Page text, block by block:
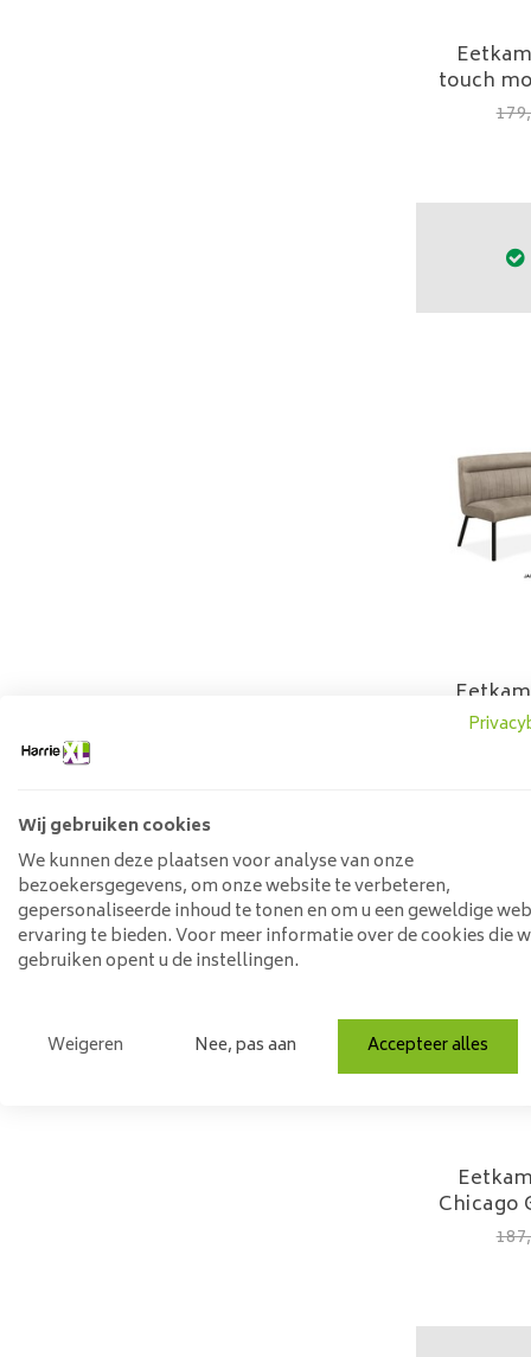
touch
Chicago
Wij gebruiken cookies
We kunnen deze plaatsen voor analyse van onze
bezoekersgegevens, om onze website te verbeteren,
gepersonaliseerde inhoud te tonen en om u een geweldige
ervaring te bieden. Voor meer informatie over de cookies die
gebruiken opent u de instellingen.
Weigeren Nee, pas aan Accepteer alles